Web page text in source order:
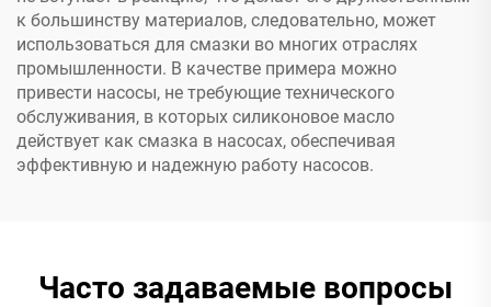
к большинству материалов, следовательно, может
использоваться для смазки во многих отраслях
промышленности. В качестве примера можно
привести насосы, не требующие технического
обслуживания, в которых силиконовое масло
действует как смазка в насосах, обеспечивая
эффективную и надежную работу насосов.
Часто задаваемые вопросы